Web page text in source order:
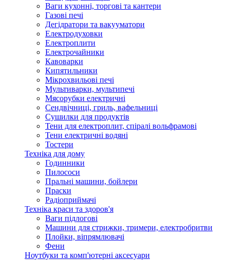
Ваги кухонні, торгові та кантери
Газові печі
Дегідратори та вакууматори
Електродуховки
Електроплити
Електрочайники
Кавоварки
Кипятильники
Мікрохвильові печі
Мультиварки, мультипечі
Мясорубки електричні
Сендвічниці, гриль, вафельниці
Сушилки для продуктів
Тени для електроплит, спіралі вольфрамові
Тени електричні водяні
Тостери
Техніка для дому
Годинники
Пилососи
Пральні машини, бойлери
Праски
Радіоприймачі
Техніка краси та здоров'я
Ваги підлогові
Машини для стрижки, тримери, електробритви
Плойки, віпрямлювачі
Фени
Ноутбуки та комп'ютерні аксесуари